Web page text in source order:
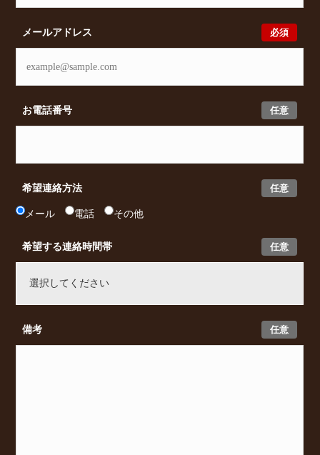
必須
メールアドレス
任意
お電話番号
任意
希望連絡方法
メール 電話 その他
任意
希望する連絡時間帯
任意
備考